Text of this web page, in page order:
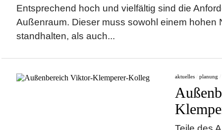
Entsprechend hoch und vielfältig sind die
Außenraum. Dieser muss sowohl einem hohen
standhalten, als auch...
aktuelles/ planung